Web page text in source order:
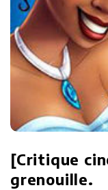
[Critique
grenouille.